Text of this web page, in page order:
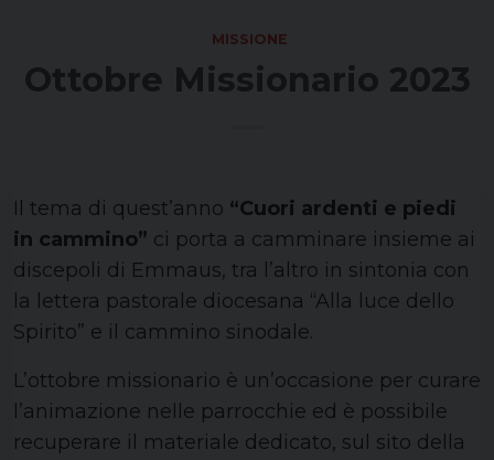
MISSIONE
Ottobre Missionario 2023
Il tema di quest’anno “Cuori ardenti e piedi
in cammino” ci porta a camminare insieme ai
discepoli di Emmaus, tra l’altro in sintonia con
la lettera pastorale diocesana “Alla luce dello
Spirito” e il cammino sinodale.
L’ottobre missionario è un’occasione per curare
l’animazione nelle parrocchie ed è possibile
recuperare il materiale dedicato, sul sito della